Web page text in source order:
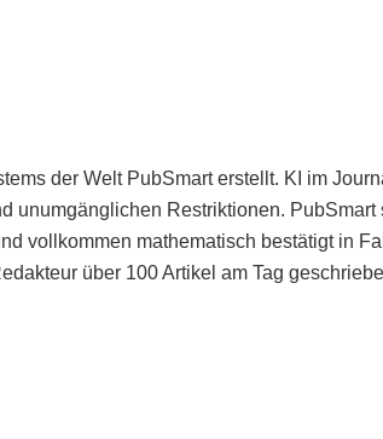
der Welt PubSmart erstellt. KI im
Restriktionen. PubSmart
vollkommen mathematisch bestätigt in
über 100 Artikel am Tag